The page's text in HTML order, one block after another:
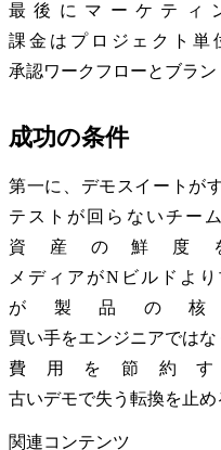
最後にマーケティ
課金はプロジェクト単
承認ワークフローとブラ
成功の条件
第一に、デモスイートが
テストが回らないチー
資産の鮮度
メディアがNビルドよ
が製品の
買い手をエンジニアでは
費用を節約
古いデモで失う転換を止め
関連コンテンツ